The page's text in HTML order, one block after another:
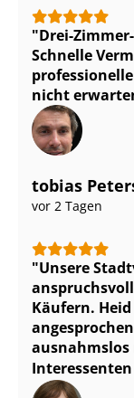
Drei-
Schnelle
nicht
tobias
vor 2 Tagen
Unsere
Käufern.
Interessenten